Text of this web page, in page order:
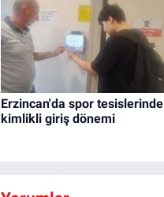
Erzincan'da spor tesislerinde
kimlikli giriş dönemi